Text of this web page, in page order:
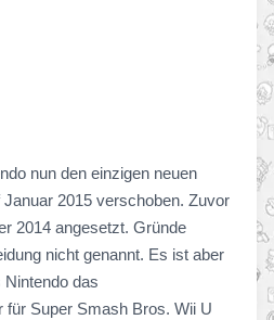
nun den einzigen neuen
2015 verschoben. Zuvor
2014 angesetzt. Gründe
nicht genannt. Es ist aber
das
für Super Smash Bros. Wii U